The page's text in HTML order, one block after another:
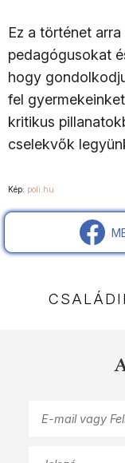
Ez a történet
pedagógusokat
hogy
fel
kritikus
cselekvők
Kép: poli.hu